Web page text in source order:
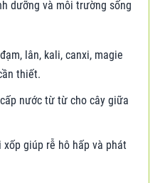
dưỡng và môi trường sống
lân, kali, canxi, magie
thiết.
nước từ từ cho cây giữa
giúp rễ hô hấp và phát